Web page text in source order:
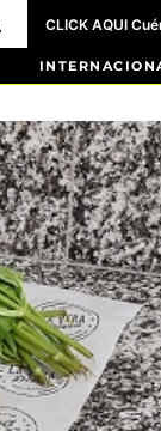
CLICK AQUI